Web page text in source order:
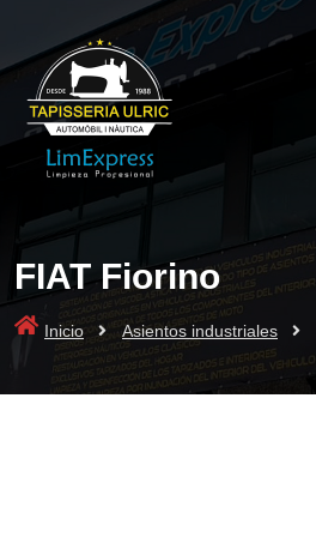
content
FIAT Fiorino
Inicio Asientos industriales